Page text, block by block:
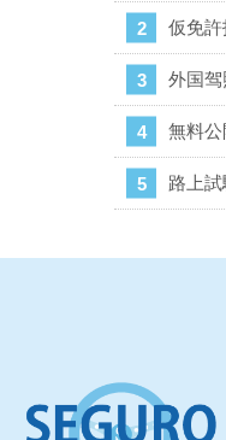
仮免
外国
無料公
路上試